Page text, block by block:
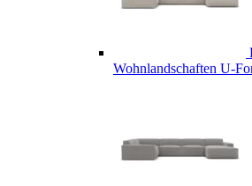
Wohnlandschaften U-